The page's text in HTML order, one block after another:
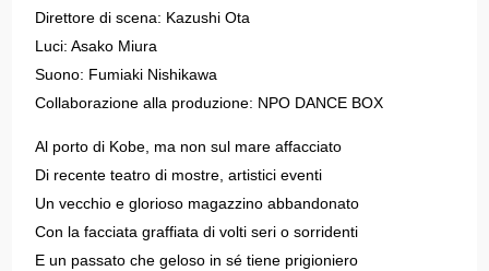
Direttore di scena: Kazushi Ota
Luci: Asako Miura
Suono: Fumiaki Nishikawa
Collaborazione alla produzione: NPO DANCE BOX
Al porto di Kobe, ma non sul mare affacciato
Di recente teatro di mostre, artistici eventi
Un vecchio e glorioso magazzino abbandonato
Con la facciata graffiata di volti seri o sorridenti
E un passato che geloso in sé tiene prigioniero